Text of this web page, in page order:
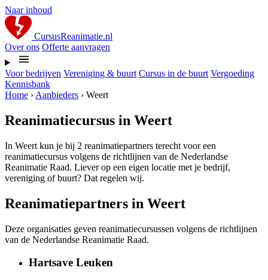
Naar inhoud
CursusReanimatie.nl
Over ons Offerte aanvragen
Voor bedrijven Vereniging & buurt Cursus in de buurt Vergoeding
Kennisbank
Home › Aanbieders › Weert
Reanimatiecursus in Weert
In Weert kun je bij 2 reanimatiepartners terecht voor een
reanimatiecursus volgens de richtlijnen van de Nederlandse
Reanimatie Raad. Liever op een eigen locatie met je bedrijf,
vereniging of buurt? Dat regelen wij.
Reanimatiepartners in Weert
Deze organisaties geven reanimatiecursussen volgens de richtlijnen
van de Nederlandse Reanimatie Raad.
Hartsave Leuken